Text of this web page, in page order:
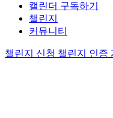
캘린더 구독하기
챌린지
커뮤니티
챌린지 신청 챌린지 인증